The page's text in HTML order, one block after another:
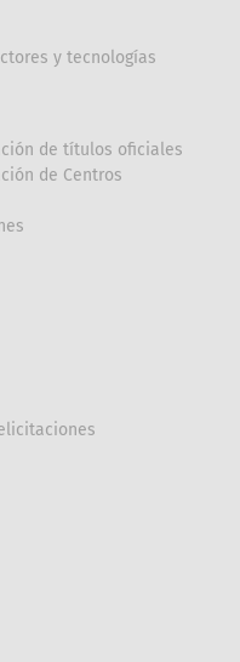
y tecnologías
de títulos oficiales
de Centros